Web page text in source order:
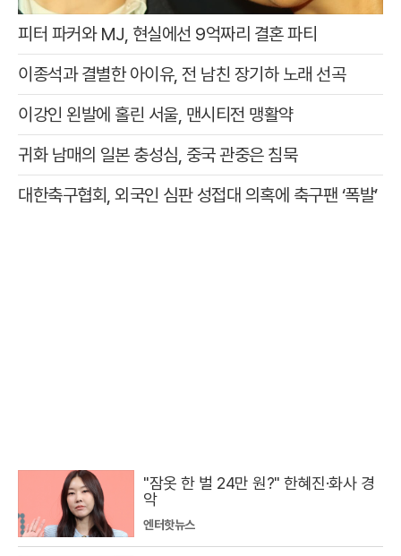
피터 파커와 MJ, 현실에선 9억짜리 결혼 파티
이종석과 결별한 아이유, 전 남친 장기하 노래 선곡
이강인 왼발에 홀린 서울, 맨시티전 맹활약
귀화 남매의 일본 충성심, 중국 관중은 침묵
대한축구협회, 외국인 심판 성접대 의혹에 축구팬 ‘폭발’
"잠옷 한 벌 24만 원?" 한혜진·화사 경
악
엔터핫뉴스